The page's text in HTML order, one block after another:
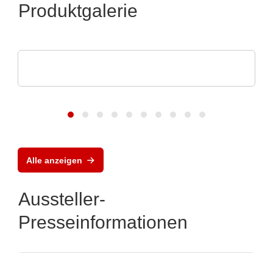
Produktgalerie
Alle anzeigen
Aussteller-
Presseinformationen